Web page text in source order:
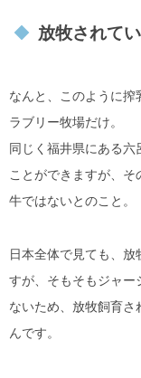
放牧されて
なんと、このように
ラブリー牧場だけ。
同じく福井県にある六
ことができますが、
牛ではないとのこと。
日本全体で見ても、
すが、そもそもジャー
ないため、放牧飼育
んです。